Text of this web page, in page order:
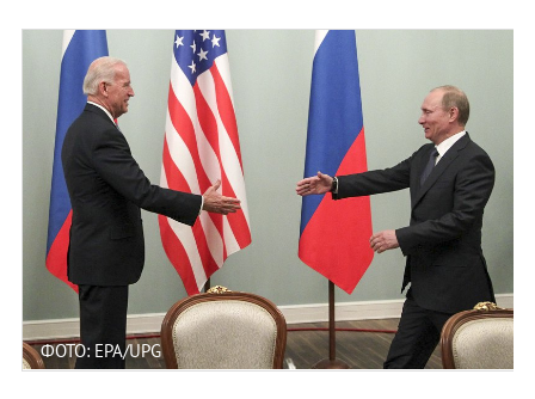
ФОТО: EPA/UPG